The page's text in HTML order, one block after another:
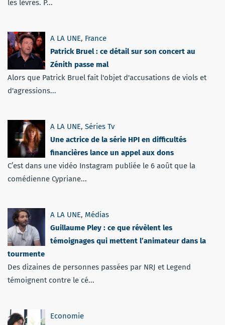
les lèvres. P...
A LA UNE, France
Patrick Bruel : ce détail sur son concert au
Zénith passe mal
Alors que Patrick Bruel fait l'objet d'accusations de viols et
d'agressions...
A LA UNE, Séries Tv
Une actrice de la série HPI en difficultés
financières lance un appel aux dons
C’est dans une vidéo Instagram publiée le 6 août que la
comédienne Cypriane...
A LA UNE, Médias
Guillaume Pley : ce que révèlent les
témoignages qui mettent l’animateur dans la
tourmente
Des dizaines de personnes passées par NRJ et Legend
témoignent contre le cé...
Economie